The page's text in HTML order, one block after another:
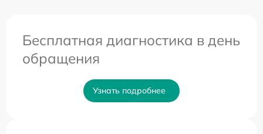
Бесплатная диагностика в день
обращения
Узнать подробнее